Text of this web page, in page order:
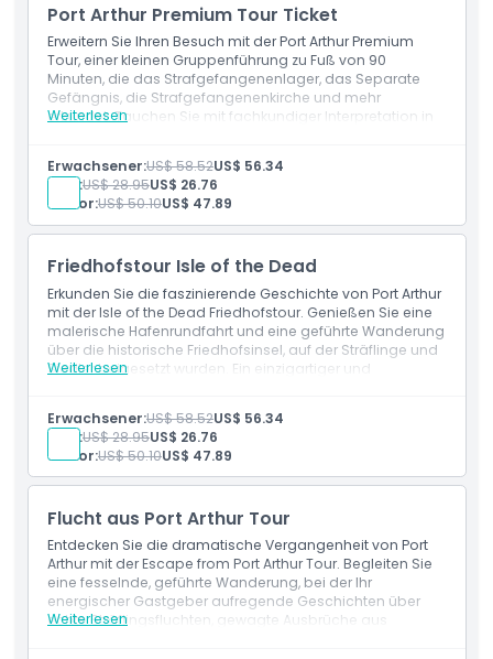
So lösen Sie ein
Kleiderordnung
Stornierungsbedingungen
Port Arthur Premium Tour Ticket
Erweitern Sie Ihren Besuch mit der Port Arthur Premium
Tour, einer kleinen Gruppenführung zu Fuß von 90
Minuten, die das Strafgefangenenlager, das Separate
Gefängnis, die Strafgefangenenkirche und mehr
erkundet. Tauchen Sie mit fachkundiger Interpretation in
Eintrittsticket erhältlich.
Weiterlesen
Erwachsener:US$ 58.52US$ 56.34
Kind:US$ 28.95US$ 26.76
Senior:US$ 50.10US$ 47.89
Friedhofstour Isle of the Dead
Erkunden Sie die faszinierende Geschichte von Port Arthur
mit der Isle of the Dead Friedhofstour. Genießen Sie eine
malerische Hafenrundfahrt und eine geführte Wanderung
über die historische Friedhofsinsel, auf der Sträflinge und
Siedler beigesetzt wurden. Ein einzigartiger und
Weiterlesen
Erwachsener:US$ 58.52US$ 56.34
Kind:US$ 28.95US$ 26.76
Senior:US$ 50.10US$ 47.89
Flucht aus Port Arthur Tour
Entdecken Sie die dramatische Vergangenheit von Port
Arthur mit der Escape from Port Arthur Tour. Begleiten Sie
eine fesselnde, geführte Wanderung, bei der Ihr
energischer Gastgeber aufregende Geschichten über
echte Sträflingsfluchten, gewagte Ausbrüche aus
Weiterlesen